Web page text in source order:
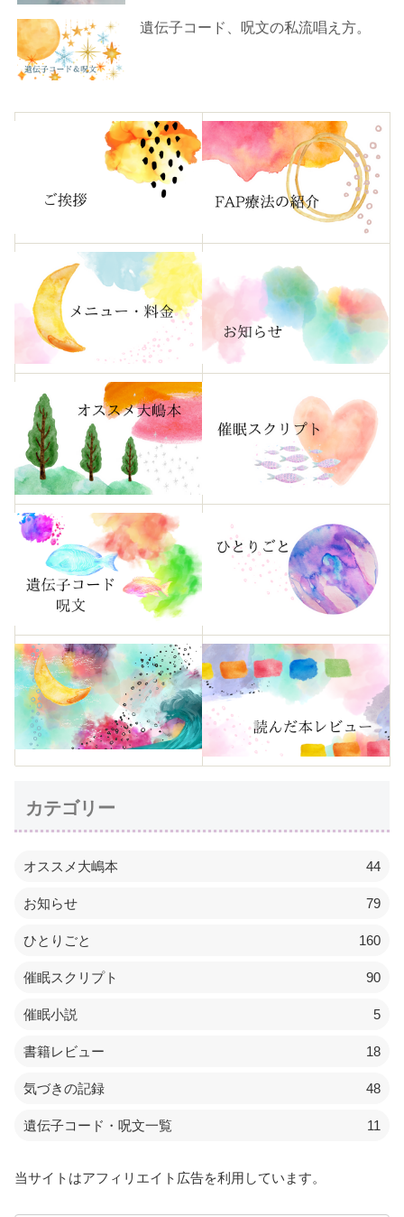
遺伝子コード、呪文の私流唱え方。
カテゴリー
オススメ大嶋本 44
お知らせ 79
ひとりごと 160
催眠スクリプト 90
催眠小説 5
書籍レビュー 18
気づきの記録 48
遺伝子コード・呪文一覧 11
当サイトはアフィリエイト広告を利用しています。